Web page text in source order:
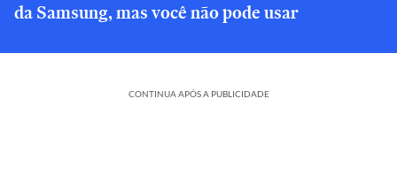
da Samsung, mas você não pode usar
CONTINUA APÓS A PUBLICIDADE